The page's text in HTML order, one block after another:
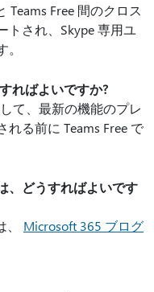
Teams Free 間のクロス
トされ、Skype 専用ユ
ればよいですか?
て、最新の機能のプレ
れる前に Teams Free で
、どうすればよいです
Microsoft 365 ブログ